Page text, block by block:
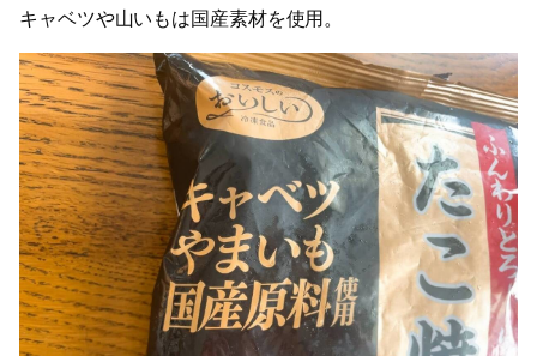
キャベツや山いもは国産素材を使用。